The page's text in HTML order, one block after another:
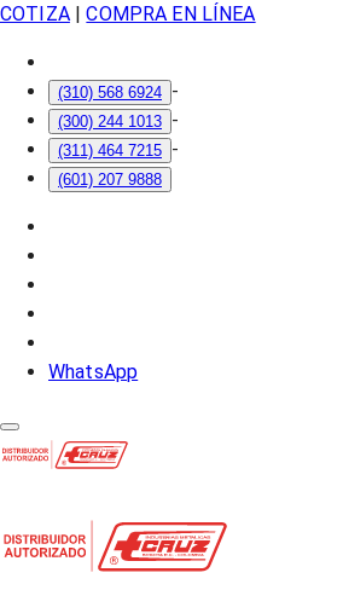
COTIZA| COMPRA EN LÍNEA
(310) 568 6924 -
(300) 244 1013 -
(311) 464 7215 -
(601) 207 9888
WhatsApp